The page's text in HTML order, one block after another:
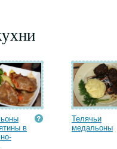
в
Телячьи
медальоны